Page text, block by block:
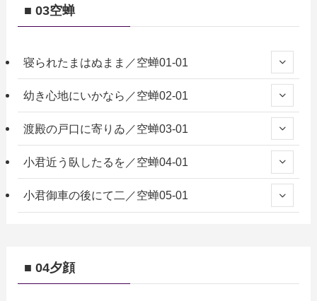
■ 03空蝉
寝られたまはぬまま／空蝉01-01
幼き心地にいかなら／空蝉02-01
渡殿の戸口に寄りゐ／空蝉03-01
小君近う臥したるを／空蝉04-01
小君御車の後にて二／空蝉05-01
■ 04夕顔